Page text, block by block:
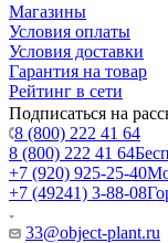
Магазины
Условия оплаты
Условия доставки
Гарантия на товар
Рейтинг в сети
Подписаться на
8 (800) 222 41 64
8 (800) 222 41 64
+7 (920) 925-25-40
+7 (49241) 3-88-08
33@object-plant.ru